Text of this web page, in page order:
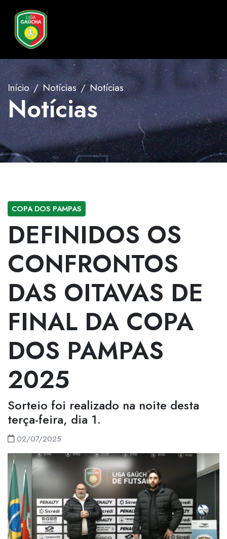
Início Notícias Notícias
Notícias
COPA DOS PAMPAS
DEFINIDOS OS
CONFRONTOS
DAS OITAVAS DE
FINAL DA COPA
DOS PAMPAS
2025
Sorteio foi realizado na noite desta
terça-feira, dia 1.
02/07/2025